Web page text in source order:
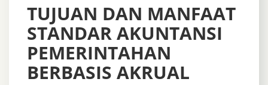
TUJUAN DAN MANFAAT
STANDAR AKUNTANSI
PEMERINTAHAN
BERBASIS AKRUAL